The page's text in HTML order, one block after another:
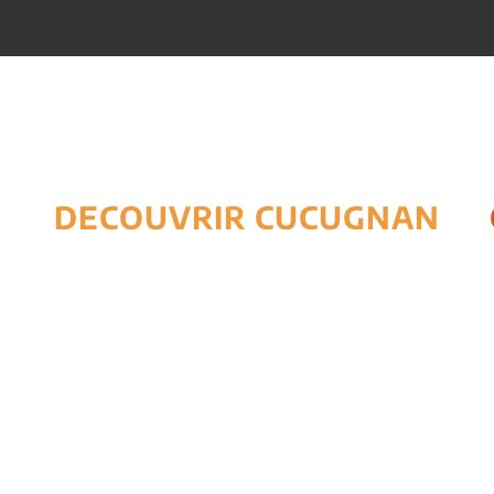
DECOUVRIR CUCUGNAN